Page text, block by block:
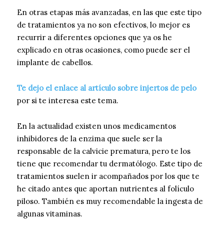
En otras etapas más avanzadas, en las que este tipo
de tratamientos ya no son efectivos, lo mejor es
recurrir a diferentes opciones que ya os he
explicado en otras ocasiones, como puede ser el
implante de cabellos.
Te dejo el enlace al artículo sobre injertos de pelo
por si te interesa este tema.
En la actualidad existen unos medicamentos
inhibidores de la enzima que suele ser la
responsable de la calvicie prematura, pero te los
tiene que recomendar tu dermatólogo. Este tipo de
tratamientos suelen ir acompañados por los que te
he citado antes que aportan nutrientes al folículo
piloso. También es muy recomendable la ingesta de
algunas vitaminas.